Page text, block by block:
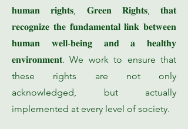
𝐡𝐮𝐦𝐚𝐧 𝐫𝐢𝐠𝐡𝐭𝐬, 𝐆𝐫𝐞𝐞𝐧 𝐑𝐢𝐠𝐡𝐭𝐬, 𝐭𝐡𝐚𝐭
𝐫𝐞𝐜𝐨𝐠𝐧𝐢𝐳𝐞 𝐭𝐡𝐞 𝐟𝐮𝐧𝐝𝐚𝐦𝐞𝐧𝐭𝐚𝐥 𝐥𝐢𝐧𝐤 𝐛𝐞𝐭𝐰𝐞𝐞𝐧
𝐡𝐮𝐦𝐚𝐧 𝐰𝐞𝐥𝐥-𝐛𝐞𝐢𝐧𝐠 𝐚𝐧𝐝 𝐚 𝐡𝐞𝐚𝐥𝐭𝐡𝐲
𝐞𝐧𝐯𝐢𝐫𝐨𝐧𝐦𝐞𝐧𝐭. We work to ensure that
these rights are not only
acknowledged, but actually
implemented at every level of society.